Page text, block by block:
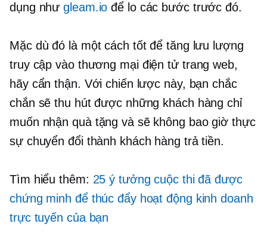
dụng nhưgleam.io để lo các bước trước đó.
Mặc dù đó là một cách tốt để tăng lưu lượng
truy cập vào thương mại điện tửtrang web,
hãy cẩn thận. Với chiến lược này, bạn chắc
chắn sẽ thu hút được những khách hàng chỉ
muốn nhận quà tặng và sẽ không bao giờ thực
sự chuyển đổi thành khách hàng trả tiền.
Tìm hiểu thêm: 25 ý tưởng cuộc thi đã được
chứng minh để thúc đẩy hoạt động kinh doanh
trực tuyến của bạn